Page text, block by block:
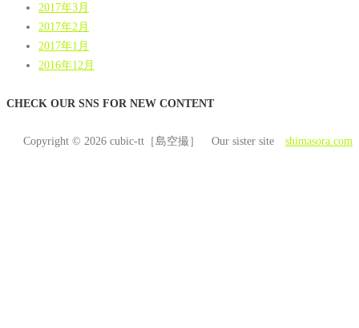
2017年3月
2017年2月
2017年1月
2016年12月
CHECK OUR SNS FOR NEW CONTENT
Copyright © 2026 cubic-tt［島空撮］ Our sister site shimasora.com